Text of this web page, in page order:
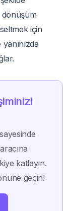
dönüşüm
için
katlayın.
geçin!